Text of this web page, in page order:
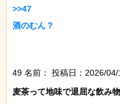
>>47
酒のむん？
49 名前：
投稿日：2026/
麦茶って地味で退屈な飲み物